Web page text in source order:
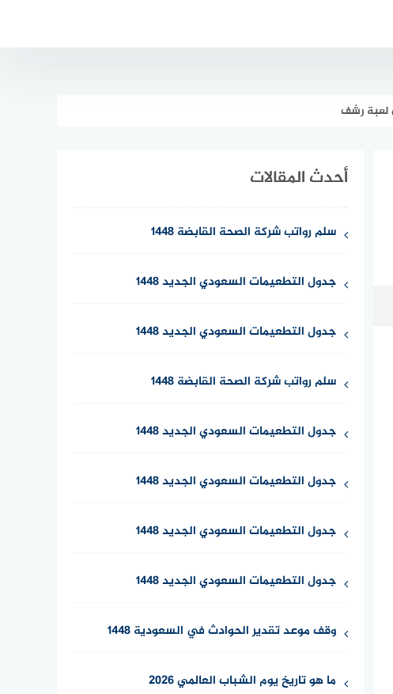
أحدث المقالات
سلم رواتب شركة الصحة القابضة 1448
جدول التطعيمات السعودي الجديد 1448
جدول التطعيمات السعودي الجديد 1448
سلم رواتب شركة الصحة القابضة 1448
جدول التطعيمات السعودي الجديد 1448
جدول التطعيمات السعودي الجديد 1448
جدول التطعيمات السعودي الجديد 1448
جدول التطعيمات السعودي الجديد 1448
وقف موعد تقدير الحوادث في السعودية 1448
ما هو تاريخ يوم الشباب العالمي 2026